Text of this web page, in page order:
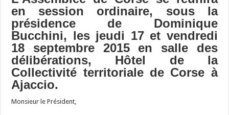
o
o
k
a
m
c
h
at
Li
n
o
n
t
p
p
bl
r
di
t
l
g
er
en session ordinaire, sous la
présidence de Dominique
Bucchini, les jeudi 17 et vendredi
18 septembre 2015 en salle des
délibérations, Hôtel de la
Collectivité territoriale de Corse à
Ajaccio.
Monsieur le Président,